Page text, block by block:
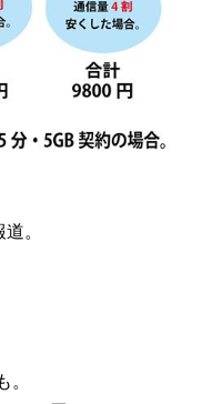
。
。